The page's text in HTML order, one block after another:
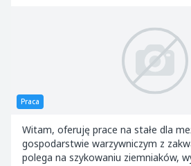
Praca
Witam, oferuję prace na stałe dla
gospodarstwie warzywniczym z
polega na szykowaniu ziemniaków,